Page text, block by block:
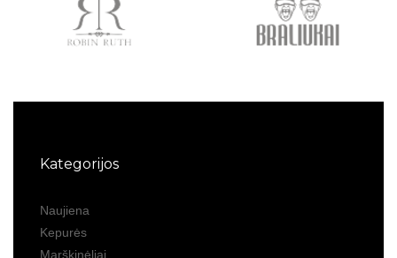
Kategorijos
Naujiena
Kepurės
Marškinėliai